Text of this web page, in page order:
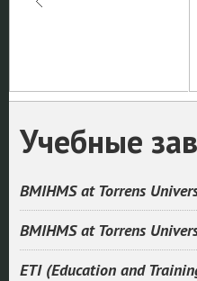
Учебные
BMIHMS at Torrens
BMIHMS at Torrens
ETI (Education and